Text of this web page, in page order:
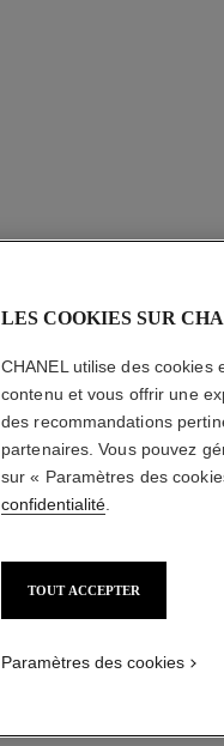
LES COOKIES SUR
CHANEL utilise des cookies
contenu et vous offrir une
des recommandations
partenaires. Vous pouvez
sur « Paramètres des
confidentialité
TOUT ACCEPTER
Paramètres des cookies